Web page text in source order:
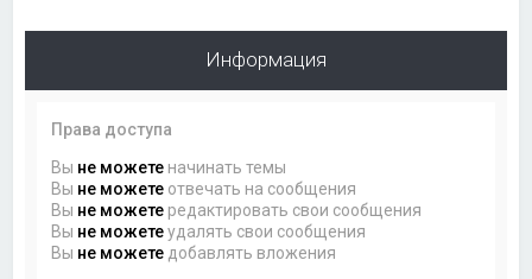
Информация
Права доступа
Вы не можете начинать темы
Вы не можете отвечать на сообщения
Вы не можете редактировать свои сообщения
Вы не можетеудалять свои сообщения
Вы не можете добавлять вложения